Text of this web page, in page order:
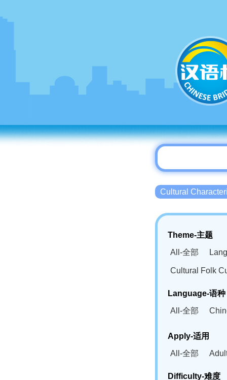
Cultural
Theme-主题
All-全部
Cultural Folk
Language-语种
All-全部
Bahasa
Swahili(SW)-
Apply-适用
All-全部
Difficulty-难度